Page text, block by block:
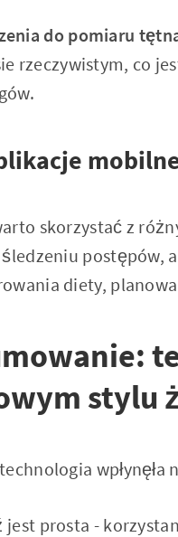
do pomiaru
rzeczywistym, co
skorzystać z
postępów,
diety,
stylu
wpłynęła
jest prosta -